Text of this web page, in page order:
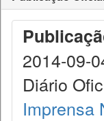
2014-09-
Diário
Imprensa